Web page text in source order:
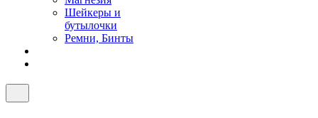
Шейкеры и
бутылочки
Ремни, Бинты